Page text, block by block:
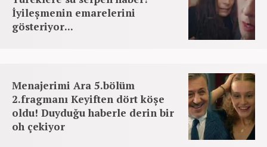
İyileşmenin emarelerini
gösteriyor...
Menajerimi Ara 5.bölüm
2.fragmanı Keyiften dört köşe
oldu! Duyduğu haberle derin bir
oh çekiyor